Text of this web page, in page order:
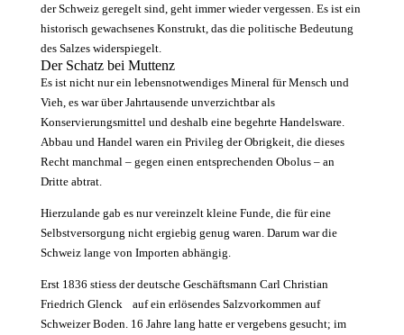
der Schweiz geregelt sind, geht immer wieder vergessen. Es ist ein
historisch gewachsenes ­Konstrukt, das die politische Bedeutung
des Salzes widerspiegelt.
Der Schatz bei Muttenz
Es ist nicht nur ein lebensnotwendiges ­Mineral für Mensch und
Vieh, es war über Jahrtausende unverzichtbar als
Konservierungsmittel und deshalb eine begehrte Handelsware.
Abbau und Handel waren ein Privileg der Obrigkeit, die dieses
Recht manchmal – gegen einen entsprechenden Obolus – an
Dritte abtrat.
Hierzulande gab es nur vereinzelt kleine Funde, die für eine
Selbstversorgung nicht ergiebig genug waren. Darum war die
Schweiz lange von Importen abhängig.
Erst 1836 stiess der deutsche Geschäftsmann Carl Christian
Friedrich Glenck auf ein erlösendes Salzvorkommen auf
Schweizer Boden. 16 Jahre lang hatte er vergebens gesucht; im